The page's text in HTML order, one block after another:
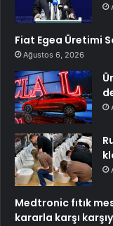
Fiat Egea Üretimi
Ağustos 6, 2026
Medtronic fıtık
kararla karşı